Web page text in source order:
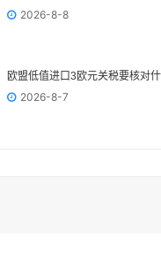
2026-8-8
欧盟低值进口3欧元关税要核对
2026-8-7